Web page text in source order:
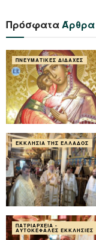
ΠρόσφαταΆρθρα
ΠΝΕΥΜΑΤΙΚΈΣ ΔΙΔΑΧΈΣ
ΕΚΚΛΗΣΊΑ ΤΗΣ ΕΛΛΆΔΟΣ
ΠΑΤΡΙΑΡΧΕΊΑ -
ΑΥΤΟΚΈΦΑΛΕΣ ΕΚΚΛΗΣΊΕΣ